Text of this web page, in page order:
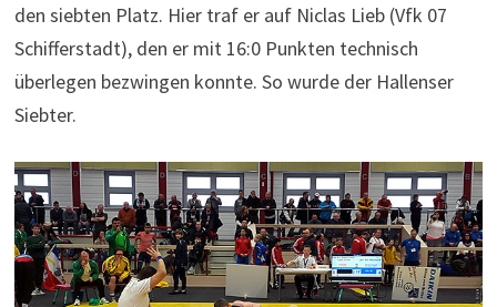
den siebten Platz. Hier traf er auf Niclas Lieb (Vfk 07
Schifferstadt), den er mit 16:0 Punkten technisch
überlegen bezwingen konnte. So wurde der Hallenser
Siebter.